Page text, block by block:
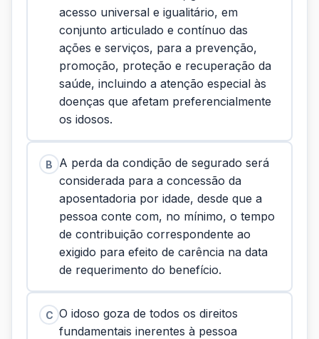
acesso universal e igualitário, em
conjunto articulado e contínuo das
ações e serviços, para a prevenção,
promoção, proteção e recuperação da
saúde, incluindo a atenção especial às
doenças que afetam preferencialmente
os idosos.
B
A perda da condição de segurado será
considerada para a concessão da
aposentadoria por idade, desde que a
pessoa conte com, no mínimo, o tempo
de contribuição correspondente ao
exigido para efeito de carência na data
de requerimento do benefício.
C O idoso goza de todos os direitos
fundamentais inerentes à pessoa